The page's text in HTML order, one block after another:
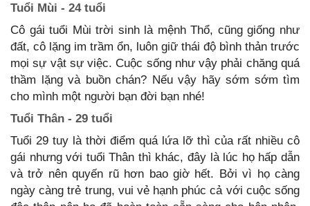
Tuổi Mùi - 24 tuổi
Cô gái tuổi Mùi trời sinh là mệnh Thổ, cũng giống như
đất, cô lặng im trầm ổn, luôn giữ thái độ bình thản trước
mọi sự vật sự việc. Cuộc sống như vậy phải chăng quá
thầm lặng và buồn chán? Nếu vậy hãy sớm sớm tìm
cho mình một người bạn đời bạn nhé!
Tuổi Thân - 29 tuổi
Tuổi 29 tuy là thời điểm quá lứa lỡ thì của rất nhiều cô
gái nhưng với tuổi Thân thì khác, đây là lúc họ hấp dẫn
và trở nên quyến rũ hơn bao giờ hết. Bởi vì họ càng
ngày càng trẻ trung, vui vẻ hạnh phúc cả với cuộc sống